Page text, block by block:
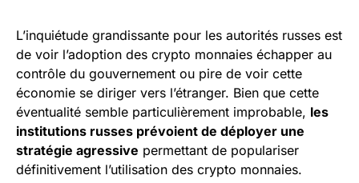
L’inquiétude grandissante pour les autorités russes est
de voir l’adoption des crypto monnaies échapper au
contrôle du gouvernement ou pire de voir cette
économie se diriger vers l’étranger. Bien que cette
éventualité semble particulièrement improbable, les
institutions russes prévoient de déployer une
stratégie agressive permettant de populariser
définitivement l’utilisation des crypto monnaies.